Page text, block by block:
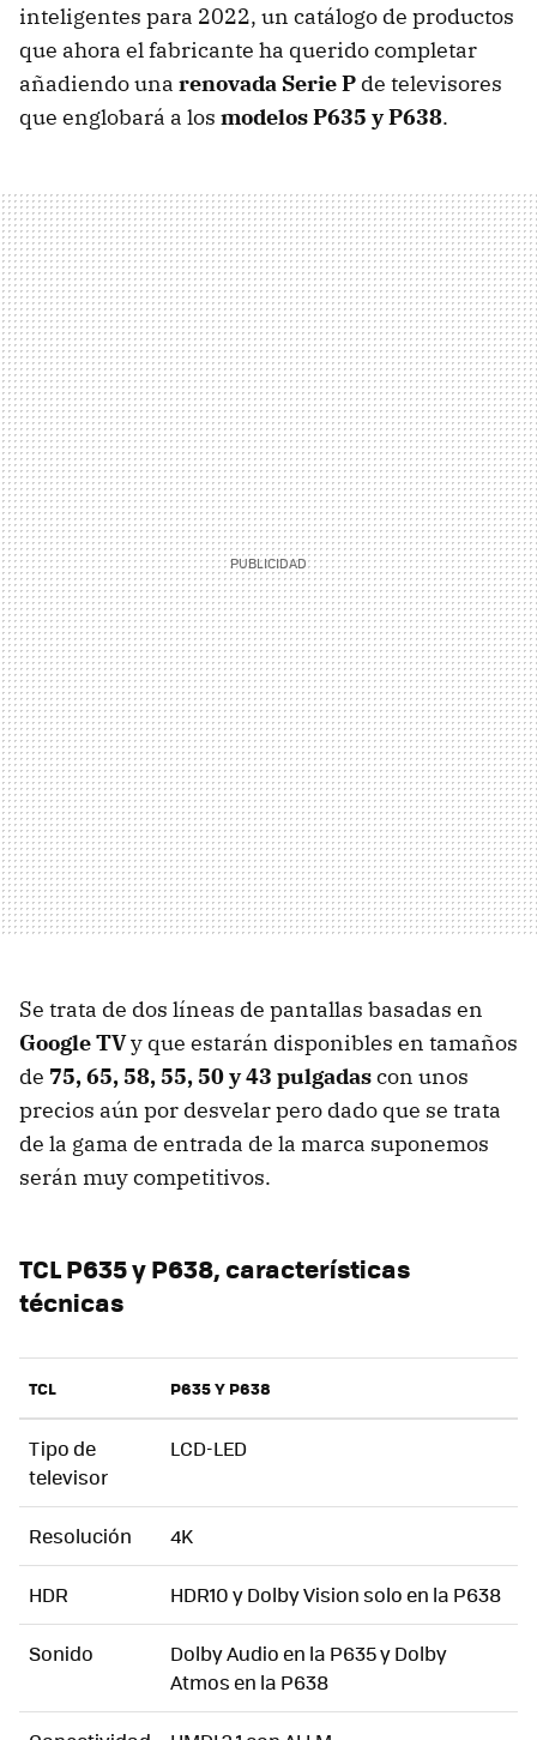
inteligentes para 2022, un catálogo de productos
que ahora el fabricante ha querido completar
añadiendo una renovada Serie P de televisores
que englobará a los modelos P635 y P638.
Se trata de dos líneas de pantallas basadas en
Google TVy que estarán disponibles en tamaños
de 75, 65, 58, 55, 50 y 43 pulgadascon unos
precios aún por desvelar pero dado que se trata
de la gama de entrada de la marca suponemos
serán muy competitivos.
TCL P635 y P638, características
técnicas
TCL P635 Y P638
Tipo de
televisor
LCD-LED
Resolución 4K
HDR HDR10 y Dolby Vision solo en la P638
Sonido
Dolby Audio en la P635 y Dolby
Atmos en la P638